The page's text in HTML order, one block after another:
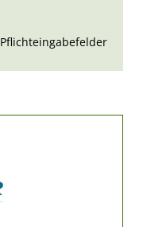
Pflichteingabefelder